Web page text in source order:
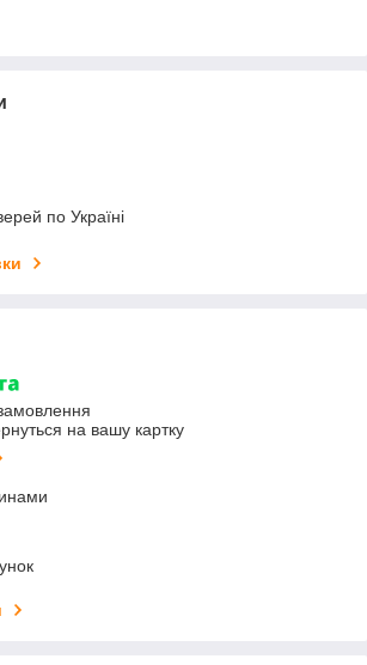
по Україні
на вашу картку